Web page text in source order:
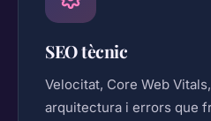
SEO tècnic
Velocitat, Core Web
arquitectura i errors que